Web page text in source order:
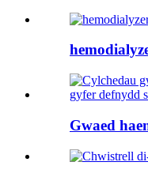
Gwaed